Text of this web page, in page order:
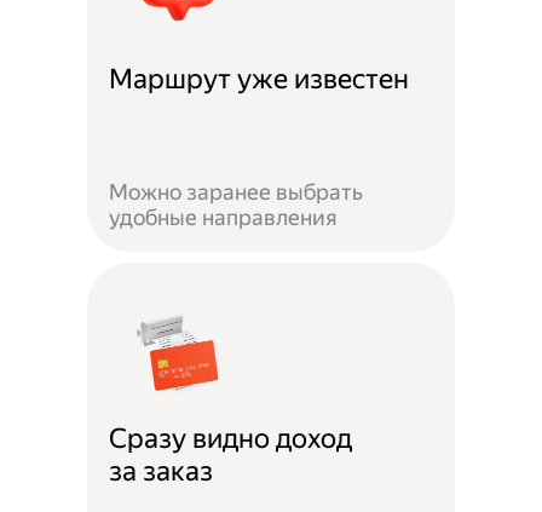
Маршрут уже известен
Можно заранее выбрать
удобные направления
Сразу видно доход
за заказ